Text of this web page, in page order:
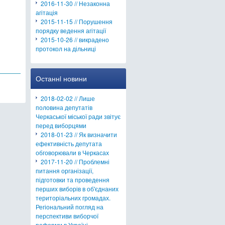
2016-11-30 // Незаконна
агітація
2015-11-15 // Порушення
порядку ведення агітації
2015-10-26 // викрадено
протокол на дільниці
Останнi новини
2018-02-02 // Лише
половина депутатів
Черкаської міської ради звітує
перед виборцями
2018-01-23 // Як визначити
ефективність депутата
обговорювали в Черкасах
2017-11-20 // Проблемні
питання організації,
підготовки та проведення
перших виборів в об'єднаних
територіальних громадах.
Регіональний погляд на
перспективи виборчої